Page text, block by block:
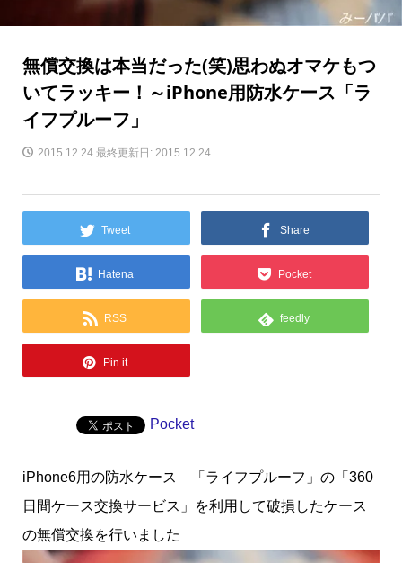
無償交換は本当だった(笑)思わぬオマケもつ
いてラッキー！～iPhone用防水ケース「ラ
イフプルーフ」
2015.12.24最終更新日: 2015.12.24
Tweet Share
Hatena Pocket
RSS feedly
Pin it
Pocket
iPhone6用の防水ケース 「ライフプルーフ」の「360
日間ケース交換サービス」を利用して破損したケース
の無償交換を行いました